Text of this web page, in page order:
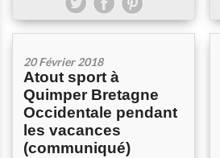
20 Février 2018
Atout sport à
Quimper Bretagne
Occidentale pendant
les vacances
(communiqué)